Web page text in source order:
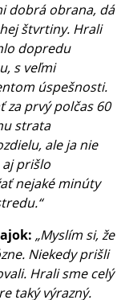
dobrá obrana, dá
štvrtiny. Hrali
dopredu
s veľmi
úspešnosti.
za prvý polčas 60
strata
ale ja nie
prišlo
nejaké minúty
„Myslím si, že
Niekedy prišli
Hrali sme celý
taký výrazný.